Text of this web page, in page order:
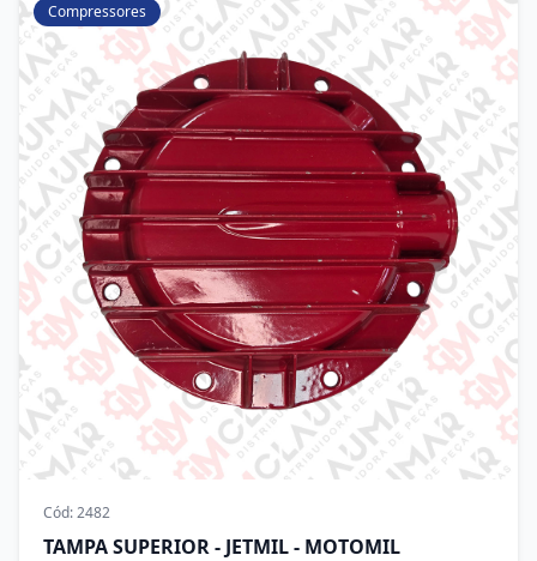
Compressores
Cód:2482
TAMPA SUPERIOR - JETMIL - MOTOMIL